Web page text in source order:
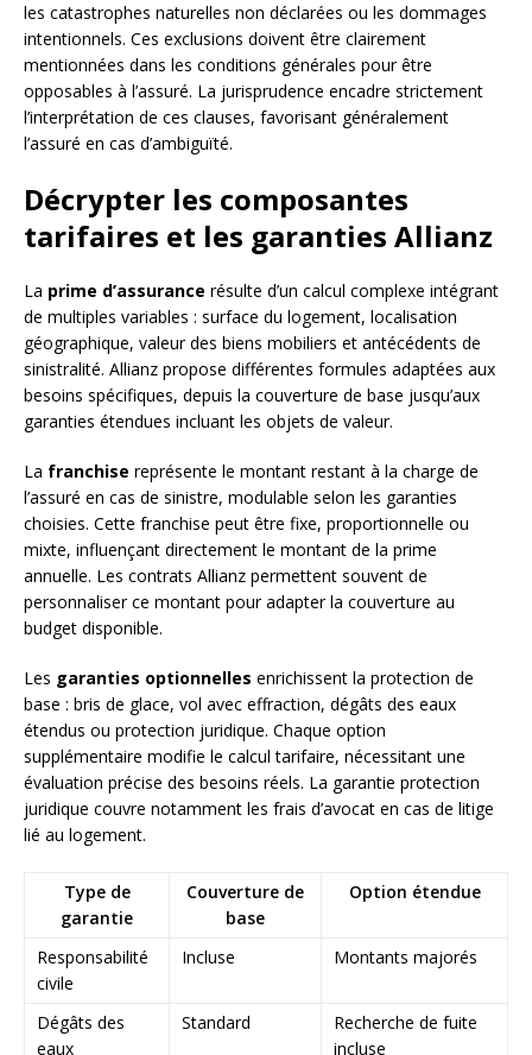
les catastrophes naturelles non déclarées ou les dommages
intentionnels. Ces exclusions doivent être clairement
mentionnées dans les conditions générales pour être
opposables à l’assuré. La jurisprudence encadre strictement
l’interprétation de ces clauses, favorisant généralement
l’assuré en cas d’ambiguïté.
Décrypter les composantes
tarifaires et les garanties Allianz
La prime d’assurance résulte d’un calcul complexe intégrant
de multiples variables : surface du logement, localisation
géographique, valeur des biens mobiliers et antécédents de
sinistralité. Allianz propose différentes formules adaptées aux
besoins spécifiques, depuis la couverture de base jusqu’aux
garanties étendues incluant les objets de valeur.
La franchise représente le montant restant à la charge de
l’assuré en cas de sinistre, modulable selon les garanties
choisies. Cette franchise peut être fixe, proportionnelle ou
mixte, influençant directement le montant de la prime
annuelle. Les contrats Allianz permettent souvent de
personnaliser ce montant pour adapter la couverture au
budget disponible.
Les garanties optionnelles enrichissent la protection de
base : bris de glace, vol avec effraction, dégâts des eaux
étendus ou protection juridique. Chaque option
supplémentaire modifie le calcul tarifaire, nécessitant une
évaluation précise des besoins réels. La garantie protection
juridique couvre notamment les frais d’avocat en cas de litige
lié au logement.
Type de
garantie
Couverture de
base
Option étendue
Responsabilité
civile
Incluse Montants majorés
Dégâts des
eaux
Standard
Recherche de fuite
incluse